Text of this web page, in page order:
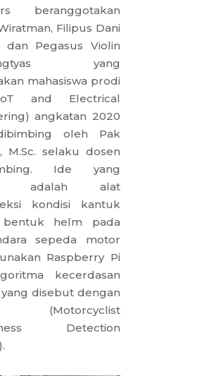
beranggotakan
Filipus Dani
dan Pegasus Violin
yang
mahasiswa prodi
and Electrical
angkatan 2020
oleh Pak
M.Sc. selaku dosen
Ide yang
adalah alat
kondisi kantuk
helm pada
sepeda motor
Raspberry Pi
kecerdasan
disebut dengan
(Motorcyclist
Detection